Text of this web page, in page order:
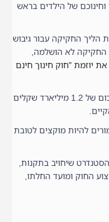
של הילדים בראש
החקיקה עבור גיבוש
החקיקה לא הושלמה,
יוזמת "חוק חינוך חינם
משרד הכלכלה מציג כי לרשותו עומד סכום של 1.2 מיליארד שקלים
שאמורים להיות מוקצים לטובת
שיחויב בתקנות,
החוק ומועד החלתו,